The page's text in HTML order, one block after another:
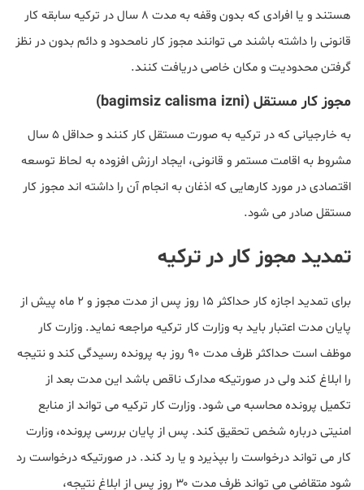
هستند و یا افرادی که بدون وقفه به مدت ۸ سال در ترکیه سابقه کار
قانونی را داشته باشند می توانند مجوز کار نامحدود و دائم بدون در نظز
گرفتن محدودیت و مکان خاصی دریافت کنند.
مجوز کار مستقل (bagimsiz calisma izni
)
به خارجیانی که در ترکیه به صورت مستقل کار کنند و حداقل ۵ سال
مشروط به اقامت مستمر و قانونی، ایجاد ارزش افزوده به لحاظ توسعه
اقتصادی در مورد کارهایی که اذغان به انجام آن را داشته اند مجوز کار
مستقل صادر می شود.
تمدید مجوز کار در ترکیه
برای تمدید اجازه کار حداکثر ۱۵ روز پس از مدت مجوز و ۲ ماه پیش از
پایان مدت اعتبار باید به وزارت کار ترکیه مراجعه نماید. وزارت کار
موظف است حداکثر ظرف مدت ۹۰ روز به پرونده رسیدگی کند و نتیجه
را ابلاغ کند ولی در صورتیکه مدارک ناقص باشد این مدت بعد از
تکمیل پرونده محاسبه می شود. وزارت کار ترکیه می تواند از منابع
امنیتی درباره شخص تحقیق کند. پس از پایان بررسی پرونده، وزارت
کار می تواند درخواست را بپذیرد و یا رد کند. در صورتیکه درخواست رد
شود متقاضی می تواند ظرف مدت ۳۰ روز پس از ابلاغ نتیجه،